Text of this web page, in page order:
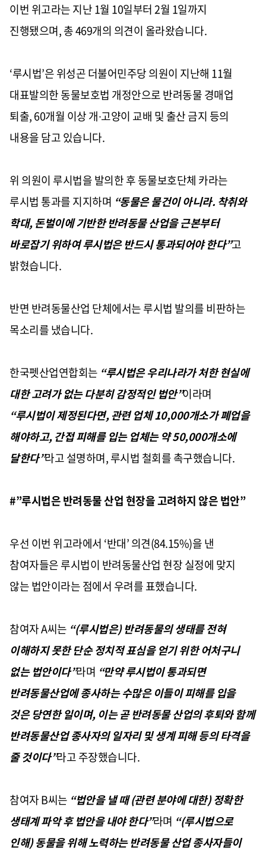
이번 위고라는 지난1월 10일부터2월 1일까지
진행됐으며,총469개의 의견이 올라왔습니다.
‘루시법’은 위성곤 더불어민주당 의원이 지난해 11월
대표발의한 동물보호법 개정안으로 반려동물 경매업
퇴출, 60개월 이상 개∙고양이 교배 및 출산 금지 등의
내용을 담고 있습니다.
위 의원이 루시법을 발의한 후 동물보호단체 카라는
루시법 통과를 지지하며 “동물은 물건이 아니라. 착취와
학대,돈벌이에 기반한 반려동물 산업을 근본부터
바로잡기 위하여 루시법은 반드시 통과되어야 한다”고
밝혔습니다.
반면 반려동물산업 단체에서는 루시법 발의를 비판하는
목소리를 냈습니다.
한국펫산업연합회는 “루시법은 우리나라가 처한 현실에
대한 고려가 없는 다분히 감정적인 법안”이라며
“루시법이 제정된다면,관련 업체10,000개소가 폐업을
해야하고,간접 피해를 입는 업체는 약50,000개소에
달한다”라고 설명하며,루시법 철회를 촉구했습니다.
#”루시법은 반려동물 산업 현장을 고려하지 않은 법안”
우선 이번 위고라에서 ‘반대’의견(84.15%)을 낸
참여자들은 루시법이 반려동물산업 현장 실정에 맞지
않는 법안이라는 점에서 우려를 표했습니다.
참여자A씨는 “(루시법은)반려동물의 생태를 전혀
이해하지 못한 단순 정치적 표심을 얻기 위한 어처구니
없는 법안이다”라며 “만약 루시법이 통과되면
반려동물산업에 종사하는 수많은 이들이 피해를 입을
것은 당연한 일이며, 이는 곧 반려동물 산업의 후퇴와 함께
반려동물산업 종사자의 일자리 및 생계 피해 등의 타격을
줄 것이다”라고 주장했습니다.
참여자B씨는 “법안을 낼 때(관련 분야에 대한)정확한
생태계 파악 후 법안을 내야 한다”라며 “(루시법으로
인해)동물을 위해 노력하는 반려동물 산업 종사자들이